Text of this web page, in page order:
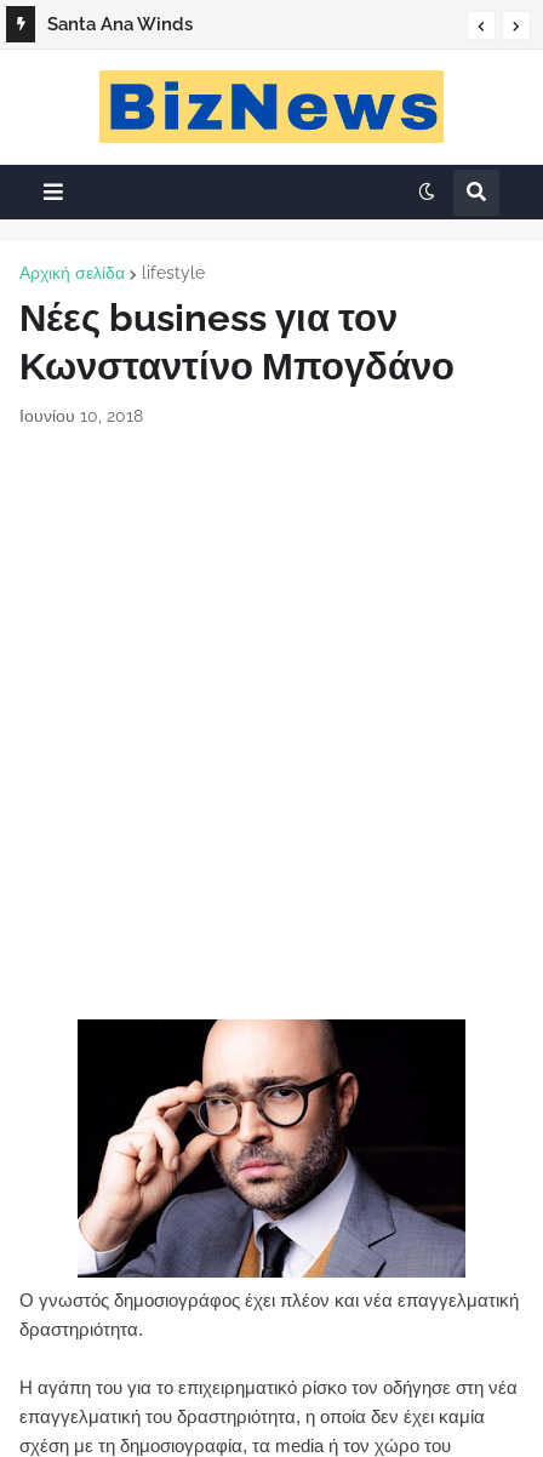
Santa Ana Winds
Αρχική σελίδα lifestyle
Νέες business για τον
Κωνσταντίνο Μπογδάνο
Ιουνίου 10, 2018
Ο γνωστός δημοσιογράφος έχει πλέον και νέα επαγγελματική
δραστηριότητα.
Η αγάπη του για το επιχειρηματικό ρίσκο τον οδήγησε στη νέα
επαγγελματική του δραστηριότητα, η οποία δεν έχει καμία
σχέση με τη δημοσιογραφία, τα media ή τον χώρο του